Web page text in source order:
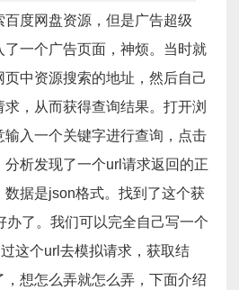
度网盘资源，但是广告超级
了一个广告页面，神烦。当时就
中资源搜索的地址，然后自己
，从而获得查询结果。打开浏
输入一个关键字进行查询，点击
析发现了一个url请求返回的正
数据是json格式。找到了这个获
办了。我们可以完全自己写一个
这个url去模拟请求，获取结
想怎么弄就怎么弄，下面介绍